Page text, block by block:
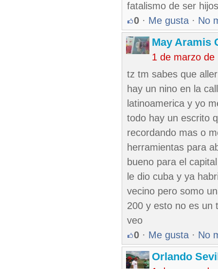
fatalismo de ser
0 · Me gusta · No
May Aramis
1 de marzo de
tz tm sabes que
hay un nino en la
latinoamerica y yo
todo hay un escrito
recordando mas o
herramientas para
bueno para el
le dio cuba y ya
vecino pero somo
200 y esto no es un
veo
0 · Me gusta · No
Orlando